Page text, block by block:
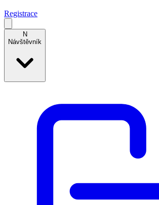
Registrace
N
Návštěvník